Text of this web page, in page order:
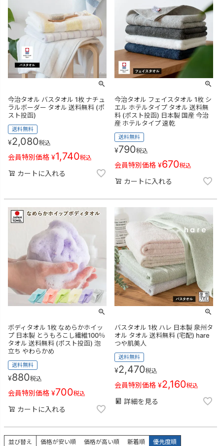
今治タオル バスタオル 1枚 ナチュ
ラルボーダー タオル 送料無料 (ポ
スト投函)
送料無料
¥2,080税込
会員特別価格 ¥1,740税込
カートに入れる
今治タオル フェイスタオル 1枚 シ
エル ホテルタイプ タオル 送料無
料 (ポスト投函) 日本製 国産 今治
産 ホテルタイプ 速乾
送料無料
¥790税込
会員特別価格 ¥670税込
カートに入れる
ボディタオル 1枚 なめらかホイッ
プ 日本製 とうもろこし繊維100％
タオル 送料無料 (ポスト投函) 泡
立ち やわらかめ
送料無料
¥880税込
会員特別価格 ¥700税込
カートに入れる
バスタオル 1枚 ハレ 日本製 泉州タ
オル タオル 送料無料 (宅配) hare
つや肌美人
送料無料
¥2,470税込
会員特別価格 ¥2,160税込
詳細を見る
並び替え 価格が安い順 価格が高い順 新着順 優先度順